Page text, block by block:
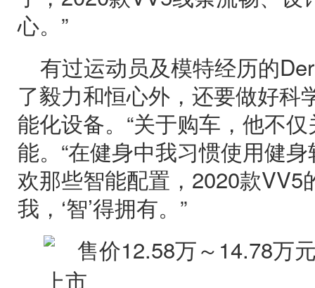
心。”
有过运动员及模特经历的
了毅力和恒心外，还要做好科
能化设备。“关于购车，他不
能。“在健身中我习惯使用健
欢那些智能配置，2020款VV5
我，‘智’得拥有。”